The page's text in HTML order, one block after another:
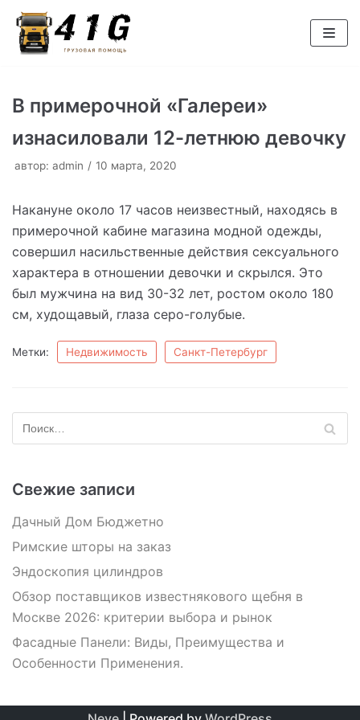
Перейти
к
В примерочной «Галереи»
изнасиловали 12-летнюю девочку
автор: admin 10 марта, 2020
Накануне около 17 часов неизвестный, находясь в
примерочной кабине магазина модной одежды,
совершил насильственные действия сексуального
характера в отношении девочки и скрылся. Это
был мужчина на вид 30-32 лет, ростом около 180
см, худощавый, глаза серо-голубые.
Метки: Недвижимость Санкт-Петербург
Свежие записи
Дачный Дом Бюджетно
Римские шторы на заказ
Эндоскопия цилиндров
Обзор поставщиков известнякового щебня в
Москве 2026: критерии выбора и рынок
Фасадные Панели: Виды, Преимущества и
Особенности Применения.